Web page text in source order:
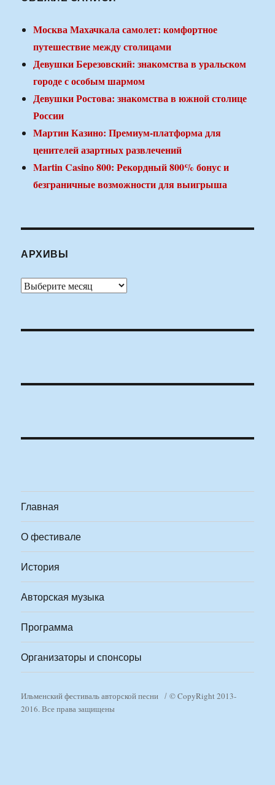
Москва Махачкала самолет: комфортное
путешествие между столицами
Девушки Березовский: знакомства в уральском
городе с особым шармом
Девушки Ростова: знакомства в южной столице
России
Мартин Казино: Премиум-платформа для
ценителей азартных развлечений
Martin Casino 800: Рекордный 800% бонус и
безграничные возможности для выигрыша
АРХИВЫ
Архивы
Главная
О фестивале
История
Авторская музыка
Программа
Организаторы и спонсоры
Ильменский фестиваль авторской песни
© CopyRight 2013-
2016. Все права защищены